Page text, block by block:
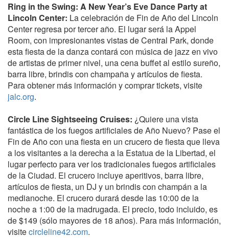
Ring in the Swing: A New Year’s Eve Dance Party at
Lincoln Center: La celebración de Fin de Año del Lincoln
Center regresa por tercer año. El lugar será la Appel
Room, con impresionantes vistas de Central Park, donde
esta fiesta de la danza contará con música de jazz en vivo
de artistas de primer nivel, una cena buffet al estilo sureño,
barra libre, brindis con champaña y artículos de fiesta.
Para obtener más información y comprar tickets, visite
jalc.org.
Circle Line Sightseeing Cruises: ¿Quiere una vista
fantástica de los fuegos artificiales de Año Nuevo? Pase el
Fin de Año con una fiesta en un crucero de fiesta que lleva
a los visitantes a la derecha a la Estatua de la Libertad, el
lugar perfecto para ver los tradicionales fuegos artificiales
de la Ciudad. El crucero incluye aperitivos, barra libre,
artículos de fiesta, un DJ y un brindis con champán a la
medianoche. El crucero durará desde las 10:00 de la
noche a 1:00 de la madrugada. El precio, todo incluido, es
de $149 (sólo mayores de 18 años). Para más información,
visitecircleline42.com.